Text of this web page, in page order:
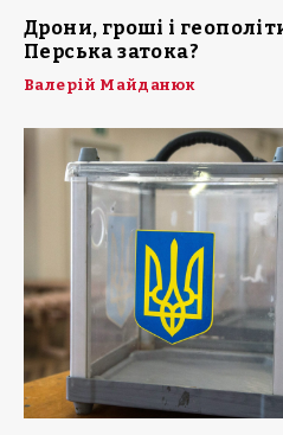
Дрони, гроші і
Перська затока?
Валерій Майданюк